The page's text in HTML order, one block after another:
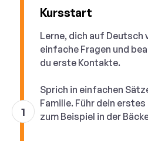
1
Kursstart
Lerne, dich auf Deutsch
einfache Fragen und
du erste Kontakte.
Sprich in einfachen
Familie. Führ dein
zum Beispiel in der